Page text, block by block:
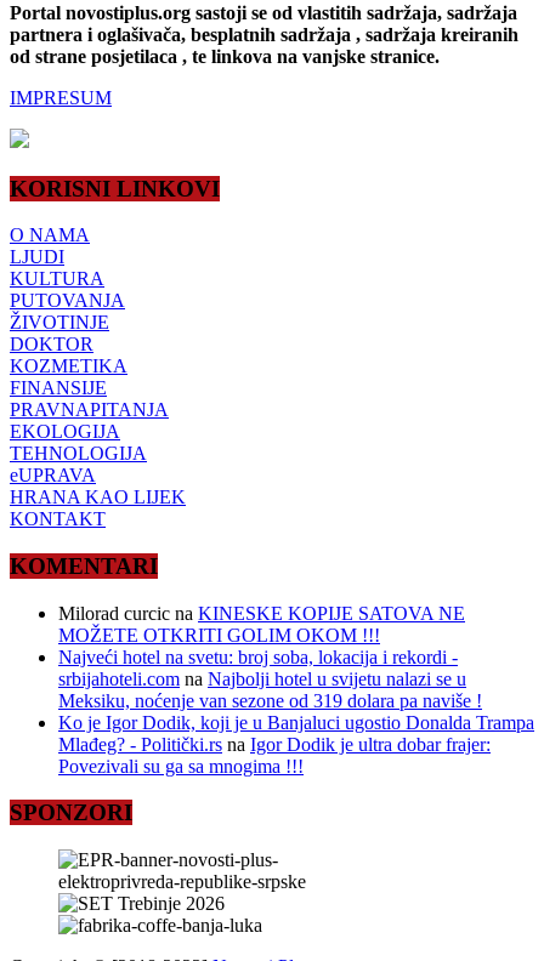
Portal novostiplus.org sastoji se od vlastitih sadržaja, sadržaja
partnera i oglašivača, besplatnih sadržaja , sadržaja kreiranih
od strane posjetilaca , te linkova na vanjske stranice.
IMPRESUM
KORISNI LINKOVI
O NAMA
LJUDI
KULTURA
PUTOVANJA
ŽIVOTINJE
DOKTOR
KOZMETIKA
FINANSIJE
PRAVNAPITANJA
EKOLOGIJA
TEHNOLOGIJA
eUPRAVA
HRANA KAO LIJEK
KONTAKT
KOMENTARI
Milorad curcic na KINESKE KOPIJE SATOVA NE
MOŽETE OTKRITI GOLIM OKOM !!!
Najveći hotel na svetu: broj soba, lokacija i rekordi -
srbijahoteli.com na Najbolji hotel u svijetu nalazi se u
Meksiku, noćenje van sezone od 319 dolara pa naviše !
Ko je Igor Dodik, koji je u Banjaluci ugostio Donalda Trampa
Mlađeg? - Politički.rs na Igor Dodik je ultra dobar frajer:
Povezivali su ga sa mnogima !!!
SPONZORI